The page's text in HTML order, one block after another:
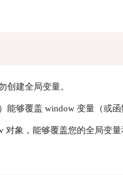
创建全局变量。
能够覆盖 window 变量（或函
对象，能够覆盖您的全局变量